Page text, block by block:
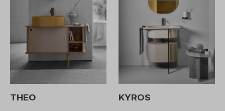
THEO KYROS